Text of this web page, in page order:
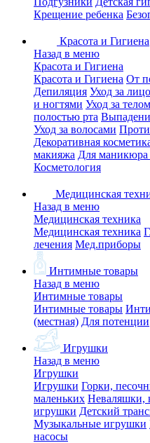
Крещение ребенка
Красота и Гигиена
Назад в меню
Красота и Гигиена
Красота и Гигиена От
Депиляция Уход за
и ногтями Уход за телом
полостью рта
Уход за волосами
Декоративная
макияжа Для
Косметология
Медицинская
Назад в меню
Медицинская техника
Медицинская техника
лечения Мед.приборы
Интимные товары
Назад в меню
Интимные товары
Интимные товары
(местная) Для потенции
Игрушки
Назад в меню
Игрушки
Игрушки Горки,
маленьких Неваляшки,
игрушки Детский
Музыкальные игрушки
насосы